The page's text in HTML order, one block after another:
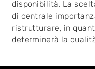
disponibilità. La
di centrale
ristrutturare, in
determinerà la